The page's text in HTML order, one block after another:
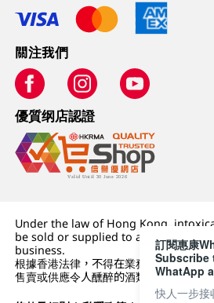
關注我們
優質纲店認證
Under the law of Hong Kong,
be sold or supplied to a minor
business.
根據香港法律，不得在業務過程中，向未
售賣或供應令人醺醉的酒類。
訂閱惠康
Subscribe
WhatApp
快人一步接